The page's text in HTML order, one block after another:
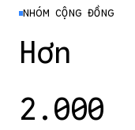
NHÓM CỘNG ĐỒNG
Hơn
2.000